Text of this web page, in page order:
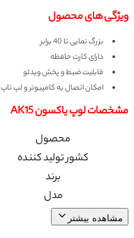
ویژگی های محصول
بزرگ نمایی تا 40 برابر
دارای کارت حافظه
قابلیت ضبط و پخش ویدئو
امکان اتصال به کامپیوتر و لپ تاپ
مشخصات لوپ یاکسون AK15
محصول
کشور تولید کننده
برند
مدل
مشاهده بیشتر